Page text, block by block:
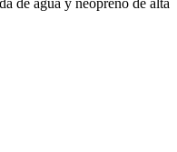
de agua y neopreno de alta